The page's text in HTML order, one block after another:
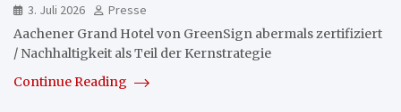
3. Juli 2026
Presse
Aachener Grand Hotel von GreenSign abermals zertifiziert
/ Nachhaltigkeit als Teil der Kernstrategie
Continue Reading